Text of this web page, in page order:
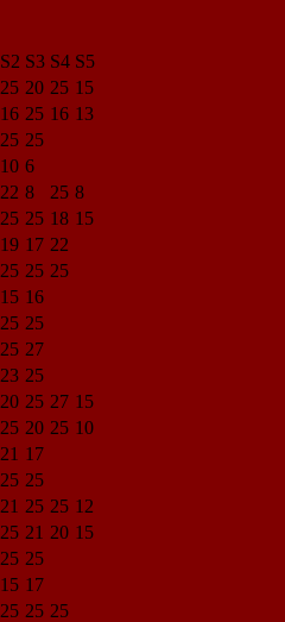
S2 S3 S4 S5
25 20 25 15
16 25 16 13
25 25
10 6
22 8 25 8
25 25 18 15
19 17 22
25 25 25
15 16
25 25
25 27
23 25
20 25 27 15
25 20 25 10
21 17
25 25
21 25 25 12
25 21 20 15
25 25
15 17
25 25 25